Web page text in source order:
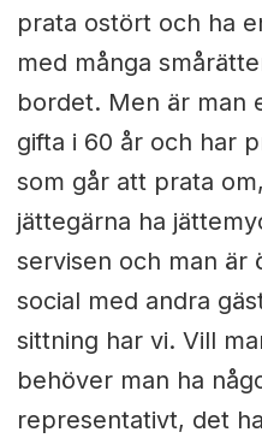
prata ostört och ha
med många
bordet. Men är man
gifta i 60 år och har
som går att prata
jättegärna ha
servisen och man är
social med andra
sittning har vi. Vill
behöver man ha
representativt, det